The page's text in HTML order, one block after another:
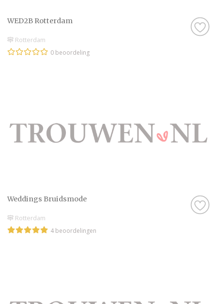
WED2B Rotterdam
Rotterdam
0 beoordeling
Weddings Bruidsmode
Rotterdam
4 beoordelingen